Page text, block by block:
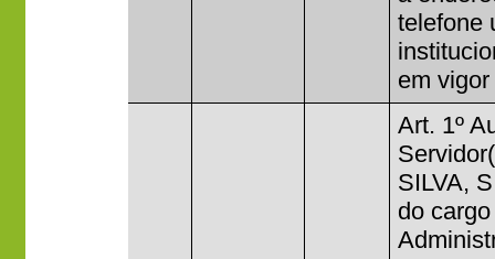
telefone
em
Art. 1º
SILVA,
do